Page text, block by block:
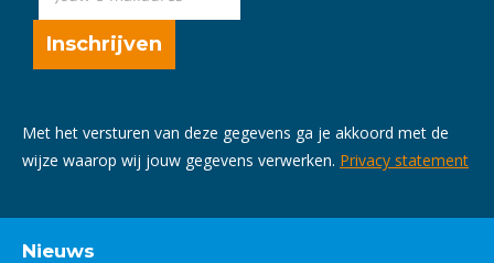
Met het versturen van deze gegevens ga je akkoord met de
wijze waarop wij jouw gegevens verwerken. Privacy statement
Nieuws